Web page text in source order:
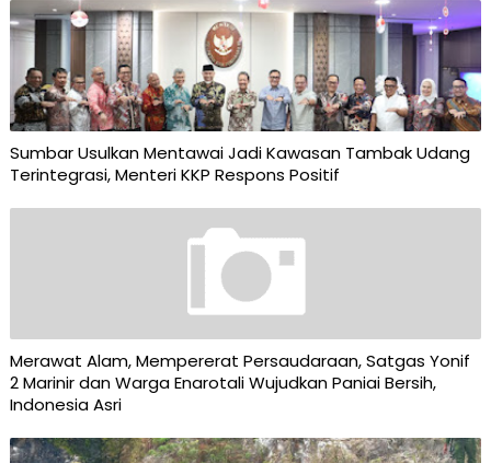
Sumbar Usulkan Mentawai Jadi Kawasan Tambak Udang
Terintegrasi, Menteri KKP Respons Positif
Merawat Alam, Mempererat Persaudaraan, Satgas Yonif
2 Marinir dan Warga Enarotali Wujudkan Paniai Bersih,
Indonesia Asri